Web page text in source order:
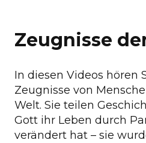
Zeugnisse
In diesen Videos hören
Zeugnisse von
Welt. Sie teilen
Gott ihr Leben durch
verändert hat – sie